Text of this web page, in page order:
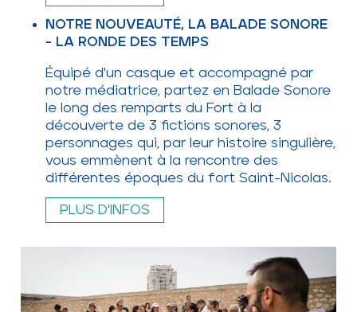
NOTRE NOUVEAUTÉ, LA BALADE SONORE
- LA RONDE DES TEMPS
Équipé d'un casque et accompagné par
notre médiatrice, partez en Balade Sonore
le long des remparts du Fort à la
découverte de 3 fictions sonores, 3
personnages qui, par leur histoire singulière,
vous emmènent à la rencontre des
différentes époques du fort Saint-Nicolas.
PLUS D'INFOS